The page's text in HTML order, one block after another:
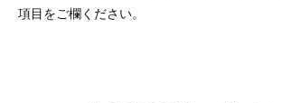
項目をご欄ください。